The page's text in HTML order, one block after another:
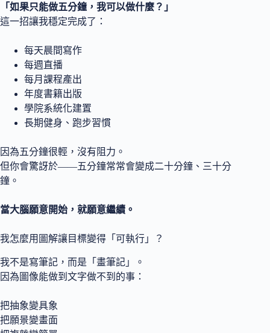
「如果只能做五分鐘，我可以做什麼？」
這一招讓我穩定完成了：
每天晨間寫作
每週直播
每月課程產出
年度書籍出版
學院系統化建置
長期健身、跑步習慣
因為五分鐘很輕，沒有阻力。
但你會驚訝於——五分鐘常常會變成二十分鐘、三十分
鐘。
當大腦願意開始，就願意繼續。
我怎麼用圖解讓目標變得「可執行」？
我不是寫筆記，而是「畫筆記」。
因為圖像能做到文字做不到的事：
把抽象變具象
把願景變畫面